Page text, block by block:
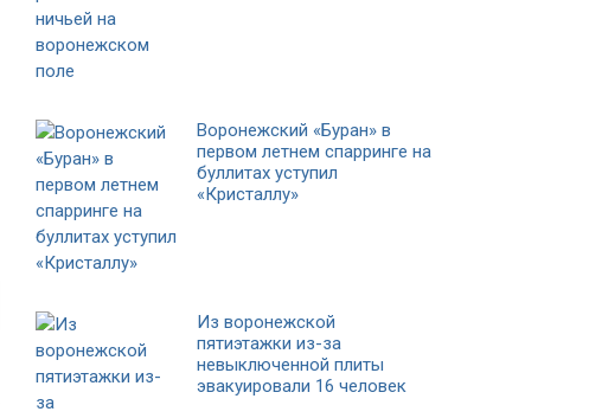
Воронежский «Буран» в
первом летнем спарринге на
буллитах уступил
«Кристаллу»
Из воронежской
пятиэтажки из-за
невыключенной плиты
эвакуировали 16 человек